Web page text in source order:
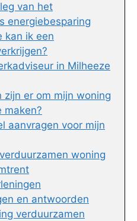
van het
energiebesparing
kan ik een
in Milheeze
zijn er om mijn woning
maken?
aanvragen voor mijn
woning
en antwoorden
verduurzamen